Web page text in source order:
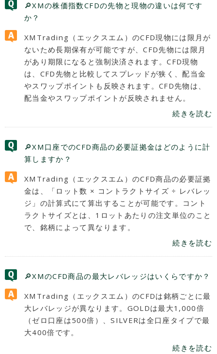
🔎XMの株価指数CFDの先物と現物の違いは何です
か？
XMTrading（エックスエム）のCFD現物には限月が
ないため長期保有が可能ですが、CFD先物には限月
があり期限になると強制決済されます。CFD現物
は、CFD先物と比較してスプレッドが狭く、配当金
やスワップポイントも反映されます。CFD先物は、
配当金やスワップポイントが反映されません。
続きを読む
🔎XM口座でのCFD商品の必要証拠金はどのように計
算しますか？
XMTrading（エックスエム）のCFD商品の必要証拠
金は、「ロット数 × コントラクトサイズ ÷ レバレッ
ジ」の計算式にて算出することが可能です。コント
ラクトサイズとは、1ロットあたりの注文単位のこと
で、銘柄によって異なります。
続きを読む
🔎XMのCFD商品の最大レバレッジはいくらですか？
XMTrading（エックスエム）のCFDは銘柄ごとに最
大レバレッジが異なります。GOLDは最大1,000倍
（ゼロ口座は500倍）、SILVERは全口座タイプで最
大400倍です。
続きを読む